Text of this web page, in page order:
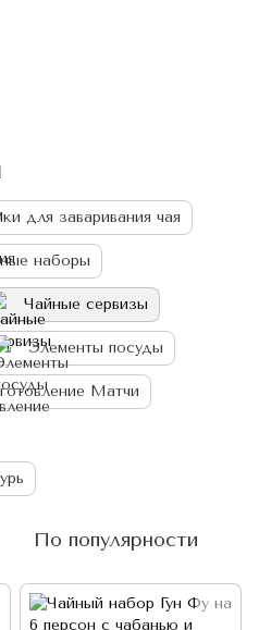
для заваривания чая
наборы
Чайные сервизы
Элементы посуды
Матчи
По популярности